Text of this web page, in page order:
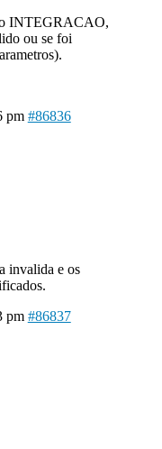
INTEGRACAO,
ou se foi
pm #86836
invalida e os
pm #86837